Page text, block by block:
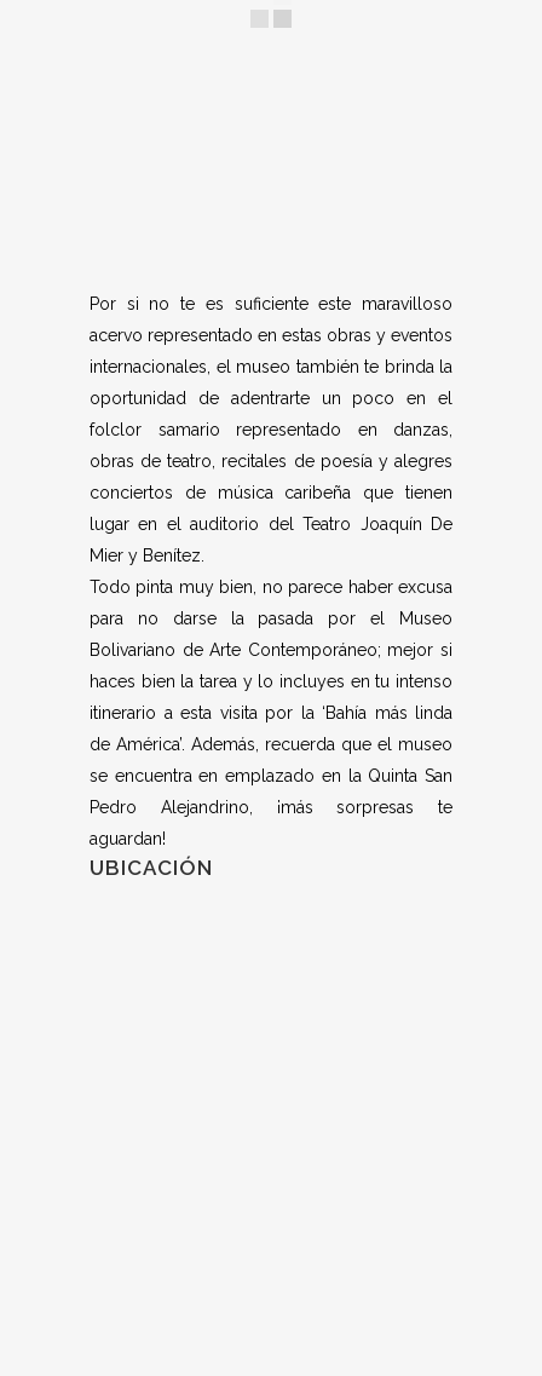
Por si no te es suficiente este maravilloso
acervo representado en estas obras y eventos
internacionales, el museo también te brinda la
oportunidad de adentrarte un poco en el
folclor samario representado en danzas,
obras de teatro, recitales de poesía y alegres
conciertos de música caribeña que tienen
lugar en el auditorio del Teatro Joaquín De
Mier y Benítez.
Todo pinta muy bien, no parece haber excusa
para no darse la pasada por el Museo
Bolivariano de Arte Contemporáneo; mejor si
haces bien la tarea y lo incluyes en tu intenso
itinerario a esta visita por la ‘Bahía más linda
de América’. Además, recuerda que el museo
se encuentra en emplazado en la Quinta San
Pedro Alejandrino, ¡más sorpresas te
aguardan!
UBICACIÓN